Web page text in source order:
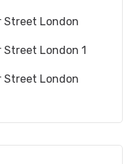
Street London
Street London 1
Street London